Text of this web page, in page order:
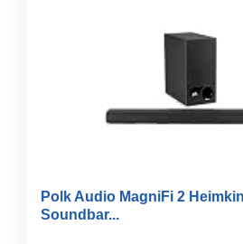
Polk Audio MagniFi 2
Soundbar...